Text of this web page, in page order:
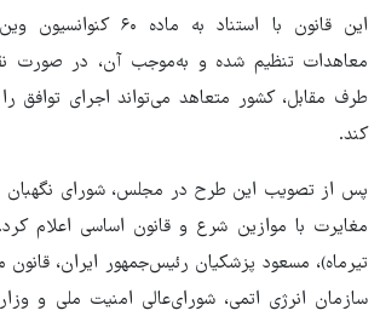
معاهدات تنظیم شده و به‌موجب آن، در صورت
طرف مقابل، کشور متعاهد می‌تواند اجرای توافق
کند.
پس از تصویب این طرح در مجلس، شورای نگهبان
تیرماه)، مسعود پزشکیان رئیس‌جمهور ایران، قانون
سازمان انرژی اتمی، شورای‌عالی امنیت ملی و